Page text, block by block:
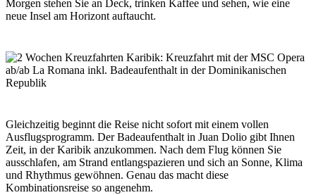
Morgen stehen Sie an Deck, trinken Kaffee und sehen, wie eine
neue Insel am Horizont auftaucht.
Gleichzeitig beginnt die Reise nicht sofort mit einem vollen
Ausflugsprogramm. Der Badeaufenthalt in Juan Dolio gibt Ihnen
Zeit, in der Karibik anzukommen. Nach dem Flug können Sie
ausschlafen, am Strand entlangspazieren und sich an Sonne, Klima
und Rhythmus gewöhnen. Genau das macht diese
Kombinationsreise so angenehm.